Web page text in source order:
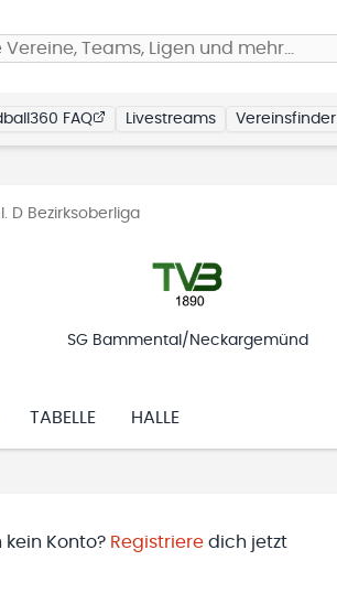
Vereine, Teams, Ligen und mehr…
FAQ Livestreams Vereinsfinder
D Bezirksoberliga
SG Bammental/Neckargemünd
TABELLE HALLE
kein Konto? Registriere dich jetzt